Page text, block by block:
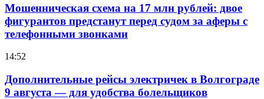
Мошенническая схема на 17 млн рублей: двое
фигурантов предстанут перед судом за аферы с
телефонными звонками
14:52
Дополнительные рейсы электричек в Волгограде
9 августа — для удобства болельщиков